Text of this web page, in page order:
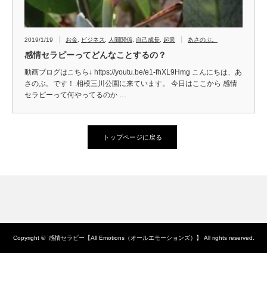
2019/1/19 お金 ビジネス 人間関係 自己成長 起業 あさのぶ。
感情セラピーってどんなことするの？
動画ブログはこちら↓ https://youtu.be/e1-fhXL9Hmg こんにちは、あ
さのぶ。です！ 相模三川公園に来ています。 今日はここから 感情
セラピーって何やってるのか …
トップページに戻る
Copyright © 感情セラピー【All Emotions（オールエモーションズ）】 All rights reserved.